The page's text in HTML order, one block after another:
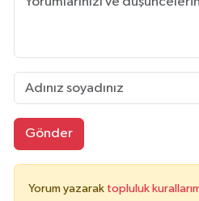
Gönder
Yorum yazarak topluluk